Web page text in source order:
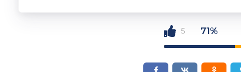
5 71%